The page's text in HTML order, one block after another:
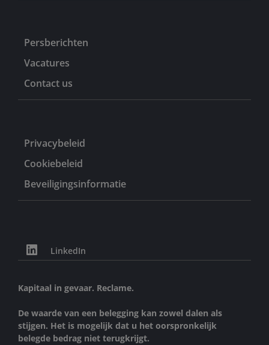
Persberichten
Vacatures
Contact us
Privacybeleid
Cookiebeleid
Beveiligingsinformatie
LinkedIn
Kapitaal in gevaar. Reclame.
De waarde van een belegging kan zowel dalen als
stijgen. Het is mogelijk dat u het oorspronkelijk
belegde bedrag niet terugkrijgt.